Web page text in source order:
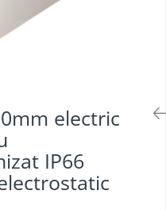
electric
IP66